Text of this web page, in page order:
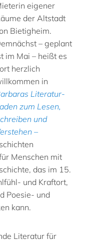
eigener
der Altstadt
Bietigheim.
– geplant
im Mai – heißt es
herzlich
in
Literatur-
zum Lesen,
und
–
Menschen mit
das im 15.
und Kraftort,
Poesie- und
kann.
Literatur für